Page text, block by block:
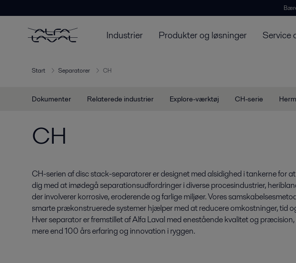
Industrier Produkter og løsninger Service
Start Separatorer CH
Dokumenter Relaterede industrier Explore-værktøj CH-serie
CH
CH-serien af disc stack-separatorer er designet med alsidighed i tankerne for
dig med at imødegå separationsudfordringer i diverse procesindustrier,
der involverer korrosive, eroderende og farlige miljøer. Vores
smarte prækonstruerede systemer hjælper med at reducere omkostninger, tid
Hver separator er fremstillet af Alfa Laval med enestående kvalitet og
mere end 100 års erfaring og innovation i ryggen.